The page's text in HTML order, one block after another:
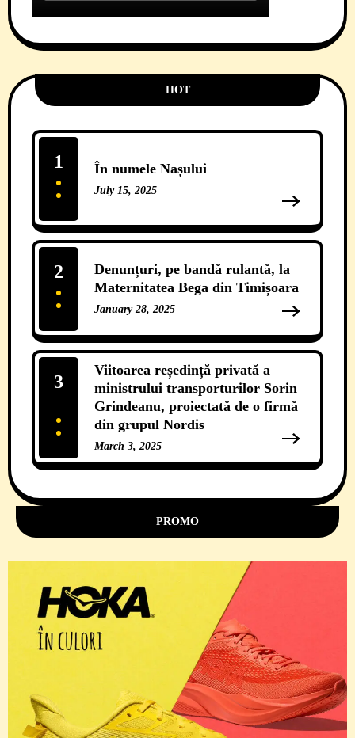
HOT
În numele Nașului
July 15, 2025
1
Denunțuri, pe bandă rulantă, la
Maternitatea Bega din Timișoara
January 28, 2025
2
Viitoarea reședință privată a
ministrului transporturilor Sorin
Grindeanu, proiectată de o firmă
din grupul Nordis
March 3, 2025
11 Comments
3
PROMO